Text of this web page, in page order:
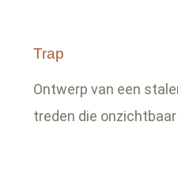
Trap
Ontwerp van een
treden die